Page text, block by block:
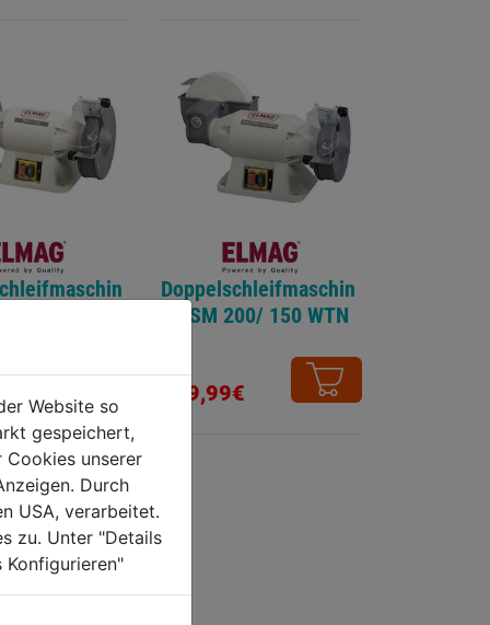
Doppelschleifmaschin
e DSM 200/ 150 WTN
249,99€
Website so
gespeichert,
Cookies unserer
Durch
USA, verarbeitet.
zu. Unter "Details